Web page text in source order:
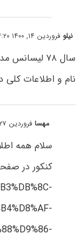
نیلو فروردین ۱۴, ۱۴۰۰ at ۴:۲۰ ب٫ظ
سال ۷۸
نام و اطلاعات کلی
مهسافروردین ۲۷, ۱۴۰۰ at ۱:۴۷ ق٫ظ
سلام همه
کنکور در